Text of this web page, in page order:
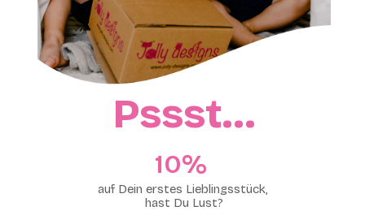
Pssst…
10%​
auf Dein erstes Lieblingsstück,
hast Du Lust?